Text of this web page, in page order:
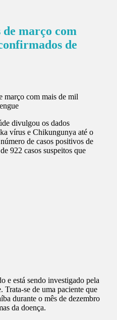
março com
de
divulgou os dados
vírus e Chikungunya até o
de casos positivos de
922 casos suspeitos que
e está sendo investigado pela
Trata-se de uma paciente que
durante o mês de dezembro
da doença.